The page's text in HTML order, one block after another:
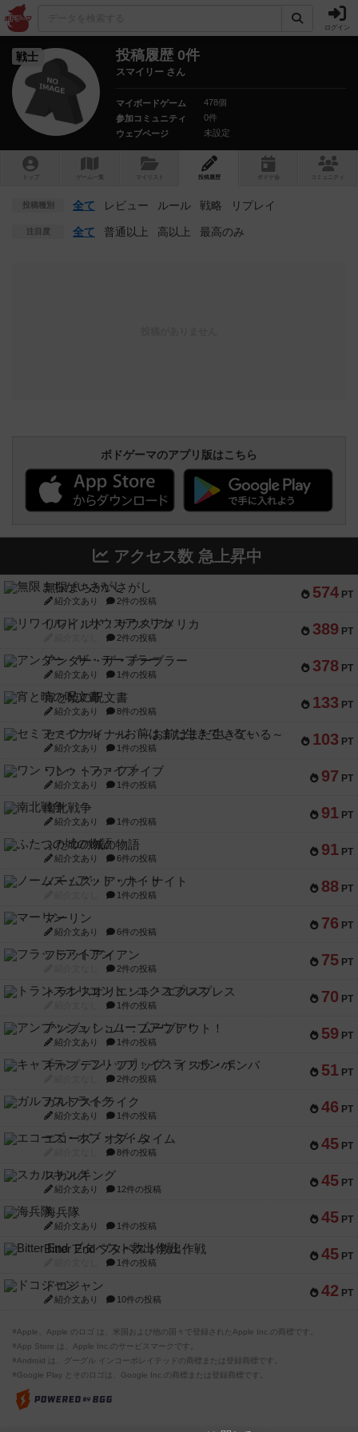
ログイン
戦士 投稿履歴 0件
スマイリー さん
マイボードゲーム
478個
参加コミュニティ
0件
ウェブページ
未設定
トップ ゲーム一覧 マイリスト 投稿履歴 ボ ドゲ コミュニティ
投稿種別 全て レビュー ルール 戦略 リプレイ
注目度 全て 普通以上 高以上 最高のみ
ボドゲーマのアプリ版はこちら
アクセス数 急上昇中
574 PT
無限まちがいさがし
紹介文あり 2件の投稿
389 PT
リワイルド：サウスアメリカ
2件の投稿
378 PT
アンダー・ザ・テーブラー
紹介文あり 1件の投稿
133 PT
宵と暁の呪文書
紹介文あり 8件の投稿
103 PT
セミファイナル ～お前はまだ生きている～
紹介文あり 1件の投稿
97 PT
ワン・トゥ・ファイブ
紹介文あり 1件の投稿
91 PT
南北戦争
紹介文あり 1件の投稿
91 PT
ふたつの城の物語
紹介文あり 6件の投稿
88 PT
ノームズ・アット・ナイト
1件の投稿
76 PT
マーリン
紹介文あり 6件の投稿
75 PT
フラットアイアン
2件の投稿
70 PT
トランスオリエント・エクスプレス
1件の投稿
59 PT
アンブッシュ！：ムーブアウト！
紹介文あり 1件の投稿
51 PT
キャプテン・フリップ：イスラ・ボンバ
2件の投稿
46 PT
ガルフストライク
紹介文あり 1件の投稿
45 PT
エコーズ・オブ・タイム
8件の投稿
45 PT
スカルキング
紹介文あり 12件の投稿
45 PT
海兵隊
紹介文あり 1件の投稿
45 PT
Bitter End ブタペスト救出作戦
1件の投稿
42 PT
ドコジャン
紹介文あり 10件の投稿
※Apple、Apple のロゴ は、米国および他の国々で登録されたApple Inc.の商標です。
※App Store は、Apple Inc.のサービスマークです。
※Android は、グーグル インコーポレイテッドの商標または登録商標です。
※Google Play とそのロゴは、Google Inc.の商標または登録商標です。